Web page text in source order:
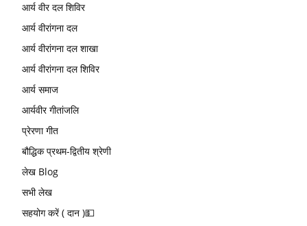
आर्य वीर दल शिविर
आर्य वीरांगना दल
आर्य वीरांगना दल शाखा
आर्य वीरांगना दल शिविर
आर्य समाज
आर्यवीर गीतांजलि
प्रेरणा गीत
बौद्धिक प्रथम-द्वितीय श्रेणी
लेख Blog
सभी लेख
सहयोग करें ( दान )💵